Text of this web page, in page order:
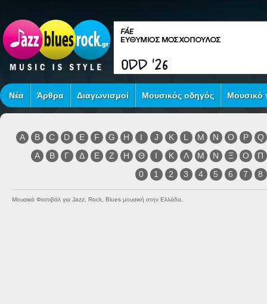
Νέα Άρθρα Διαγωνισμοί Μουσικός οδηγός Μουσικό
A B C D E F G H I J K L M N O P
Q
Α
Β Γ Δ Ε Ζ Η Θ Ι Κ Λ Μ Ν Ξ Ο
Π
0
1 2 3 4 5 6 7 8
Μουσικά Φεστιβάλ για Jazz, Rock, Blues μουσική στην Ελλάδα.